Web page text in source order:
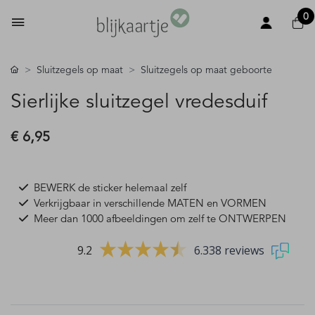
0
Sluitzegels op maat Sluitzegels op maat geboorte
Sierlijke sluitzegel vredesduif
€ 6,95
BEWERK de sticker helemaal zelf
Verkrijgbaar in verschillende MATEN en VORMEN
Meer dan 1000 afbeeldingen om zelf te ONTWERPEN
9.2 6.338 reviews